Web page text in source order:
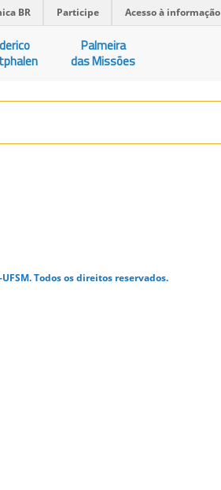
BR Participe Acesso à informação
Palmeira
das Missões
Todos os direitos reservados.